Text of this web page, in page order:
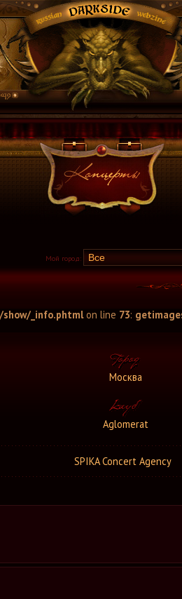
Мой город:
_info.phtmlon line 73:
Москва
Aglomerat
SPIKA Concert Agency